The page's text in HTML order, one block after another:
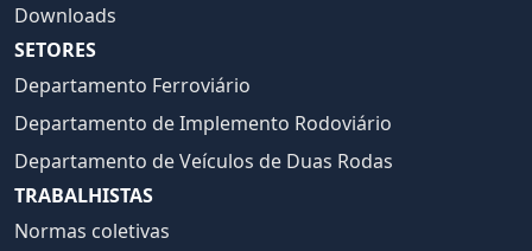
Downloads
SETORES
Departamento Ferroviário
Departamento de Implemento Rodoviário
Departamento de Veículos de Duas Rodas
TRABALHISTAS
Normas coletivas